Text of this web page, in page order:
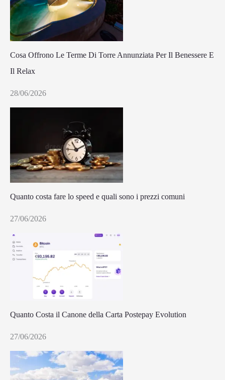
Cosa Offrono Le Terme Di Torre Annunziata Per Il Benessere E
Il Relax
28/06/2026
Quanto costa fare lo speed e quali sono i prezzi comuni
27/06/2026
Quanto Costa il Canone della Carta Postepay Evolution
27/06/2026